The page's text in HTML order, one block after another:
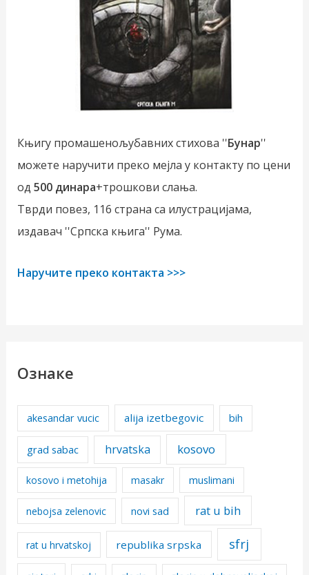
Књигу промашенољубавних стихова ''Бунар''
можете наручити преко мејла у контакту по цени
од 500 динара+трошкови слања.
Тврди повез, 116 страна са илустрацијама,
издавач ''Српска књига'' Рума.
Наручите преко контакта >>>
Ознаке
akesandar vucic alija izetbegovic bih
grad sabac hrvatska kosovo
kosovo i metohija masakr muslimani
nebojsa zelenovic novi sad rat u bih
rat u hrvatskoj republika srpska sfrj